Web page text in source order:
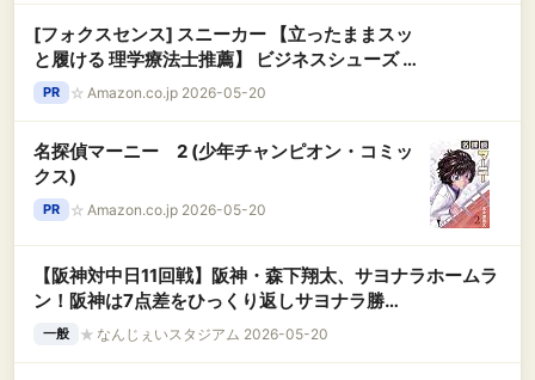
[フォクスセンス] スニーカー 【立ったままスッ
と履ける 理学療法士推薦】 ビジネスシューズ レ
ースアップ ウォーキングシューズ カジュアル メ
ンズ 防水 疲れない 世界一快適 通勤 歩きやすい
PR ☆ Amazon.co.jp 2026-05-20
名探偵マーニー 2 (少年チャンピオン・コミッ
クス)
PR ☆ Amazon.co.jp 2026-05-20
【阪神対中日11回戦】阪神・森下翔太、サヨナラホームラ
ン！阪神は7点差をひっくり返しサヨナラ勝
ち！！！！！！！！！！！！！！！
一般 ★ なんじぇいスタジアム 2026-05-20